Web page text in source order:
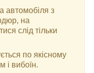
автомобіля з
на
слід тільки
по якісному
і вибоїн.